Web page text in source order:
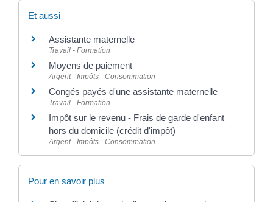
Et aussi
Assistante maternelle
Travail - Formation
Moyens de paiement
Argent - Impôts - Consommation
Congés payés d'une assistante maternelle
Travail - Formation
Impôt sur le revenu - Frais de garde d'enfant
hors du domicile (crédit d'impôt)
Argent - Impôts - Consommation
Pour en savoir plus